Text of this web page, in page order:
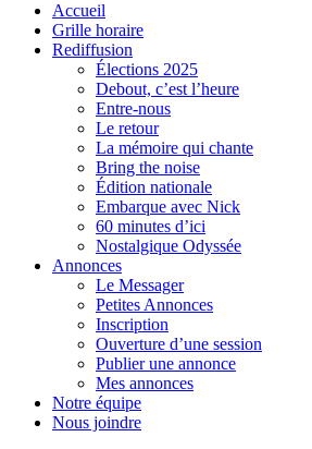
Accueil
Grille horaire
Rediffusion
Élections 2025
Debout, c’est l’heure
Entre-nous
Le retour
La mémoire qui chante
Bring the noise
Édition nationale
Embarque avec Nick
60 minutes d’ici
Nostalgique Odyssée
Annonces
Le Messager
Petites Annonces
Inscription
Ouverture d’une session
Publier une annonce
Mes annonces
Notre équipe
Nous joindre